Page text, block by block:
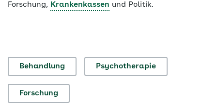
Forschung, Krankenkassen und Politik.
Behandlung Psychotherapie
Forschung